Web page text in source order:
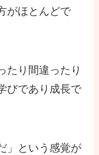
がほとんどで
たり間違ったり
びであり成長で
」という感覚が